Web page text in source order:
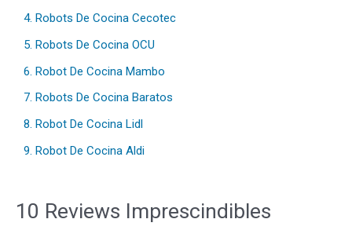
4. Robots De Cocina Cecotec
5. Robots De Cocina OCU
6. Robot De Cocina Mambo
7. Robots De Cocina Baratos
8. Robot De Cocina Lidl
9. Robot De Cocina Aldi
10 Reviews Imprescindibles